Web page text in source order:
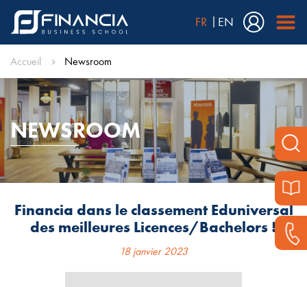
FR EN
Accueil Newsroom
NEWSROOM
Financia dans le classement Eduniversal
des meilleures Licences/Bachelors !
18 janvier 2023